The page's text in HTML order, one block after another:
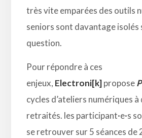
très vite emparées des outils
seniors sont davantage isolés
question.
Pour répondre à ces
enjeux, Electroni[k]propose
cycles d’ateliers numériques
retraités. les participant·e·s
se retrouver sur 5 séances de